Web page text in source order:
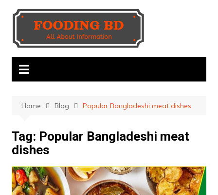
Home Blog Popular Bangladeshi meat dishes
Tag: Popular Bangladeshi meat
dishes